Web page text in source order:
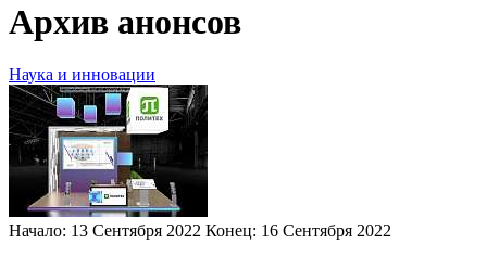
Архив анонсов
Наука и инновации
Начало: 13 Сентября 2022 Конец: 16 Сентября 2022